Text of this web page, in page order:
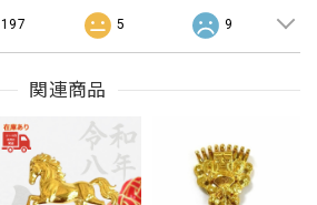
197 5 9
関連商品